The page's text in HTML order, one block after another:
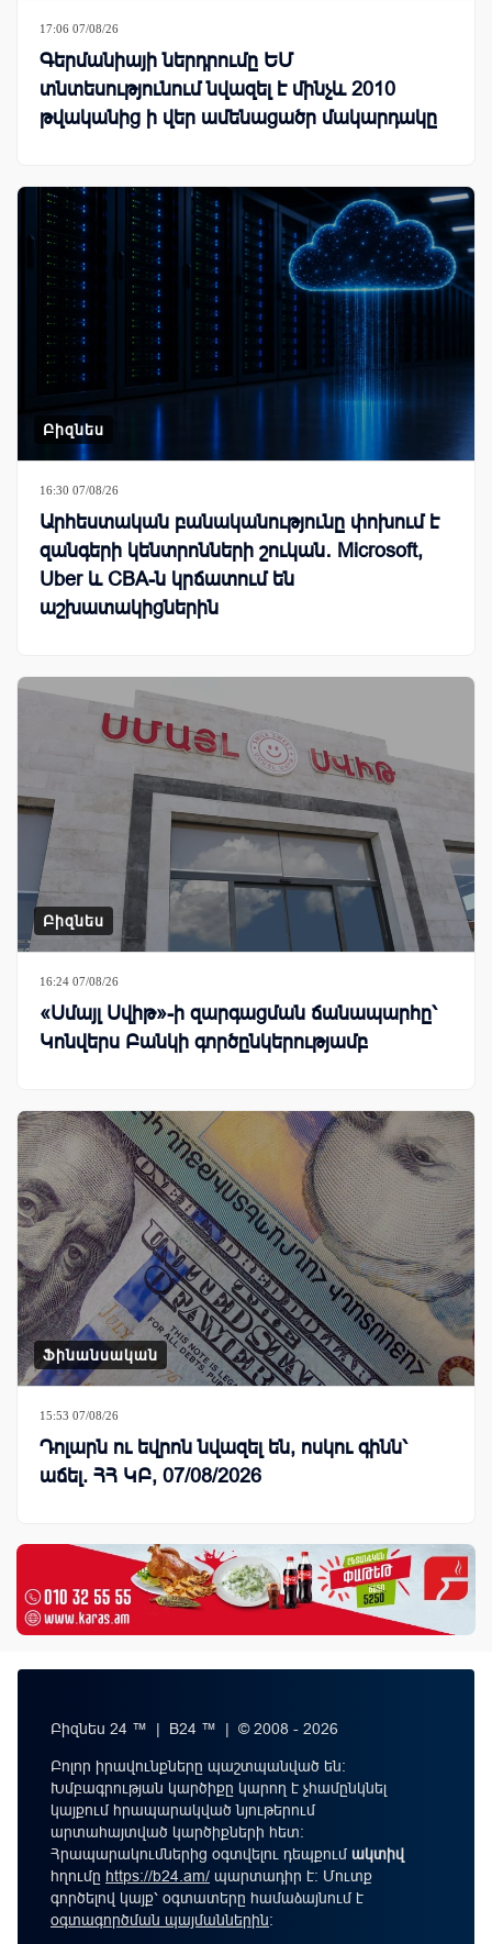
17:06 07/08/26
Գերմանիայի ներդրումը ԵՄ
տնտեսությունում նվազել է մինչև 2010
թվականից ի վեր ամենացածր մակարդակը
Բիզնես
16:30 07/08/26
Արհեստական բանականությունը փոխում է
զանգերի կենտրոնների շուկան․ Microsoft,
Uber և CBA-ն կրճատում են
աշխատակիցներին
Բիզնես
16:24 07/08/26
«Սմայլ Սվիթ»-ի զարգացման ճանապարհը՝
Կոնվերս Բանկի գործընկերությամբ
Ֆինանսական
15:53 07/08/26
Դոլարն ու եվրոն նվազել են, ոսկու գինն՝
աճել. ՀՀ ԿԲ, 07/08/2026
Բիզնես 24 ™ | B24 ™ | © 2008 - 2026
Բոլոր իրավունքները պաշտպանված են:
Խմբագրության կարծիքը կարող է չհամընկնել
կայքում հրապարակված նյութերում
արտահայտված կարծիքների հետ:
Հրապարակումներից օգտվելու դեպքումակտիվ
հղումը https://b24.am/ պարտադիր է: Մուտք
գործելով կայք՝ օգտատերը համաձայնում է
օգտագործման պայմաններին։